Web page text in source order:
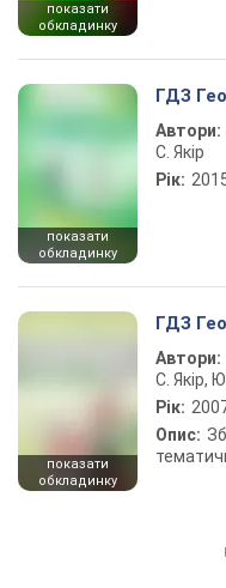
показати
обкладинку
показати
обкладинку
ГДЗ
Автори:
С. Якір
Рік:
показати
обкладинку
ГДЗ
Автори:
С. Якір,
Рік:
Опис: